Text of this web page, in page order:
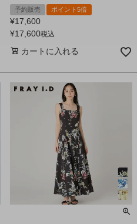
予約販売 ポイント5倍
¥17,600
¥17,600税込
カートに入れる